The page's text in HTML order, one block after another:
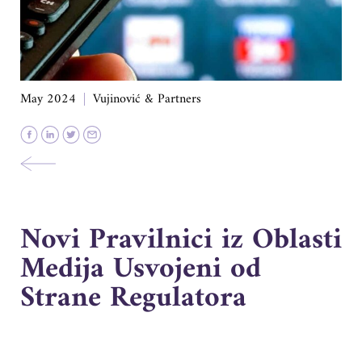
May 2024 Vujinović & Partners
Novi Pravilnici iz Oblasti
Medija Usvojeni od
Strane Regulatora